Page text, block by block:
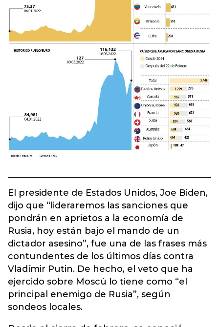
El presidente de Estados Unidos, Joe Biden,
dijo que “lideraremos las sanciones que
pondrán en aprietos a la economía de
Rusia, hoy están bajo el mando de un
dictador asesino”, fue una de las frases más
contundentes de los últimos días contra
Vladímir Putin. De hecho, el veto que ha
ejercido sobre Moscú lo tiene como “el
principal enemigo de Rusia”, según
sondeos locales.